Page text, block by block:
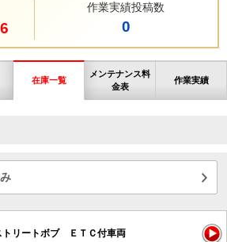
作業実績投稿数
0
在庫一覧
メンテナンス料
金表
作業実績
リートボブ ＥＴＣ付車両